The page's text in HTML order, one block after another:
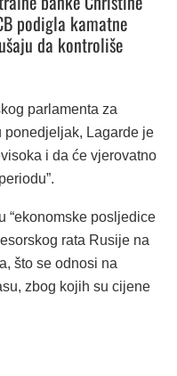
podigla kamatne
da kontroliše
parlamenta za
ponedjeljak, Lagarde je
i da će vjerovatno
“ekonomske posljedice
rata Rusije na
što se odnosi na
zbog kojih su cijene